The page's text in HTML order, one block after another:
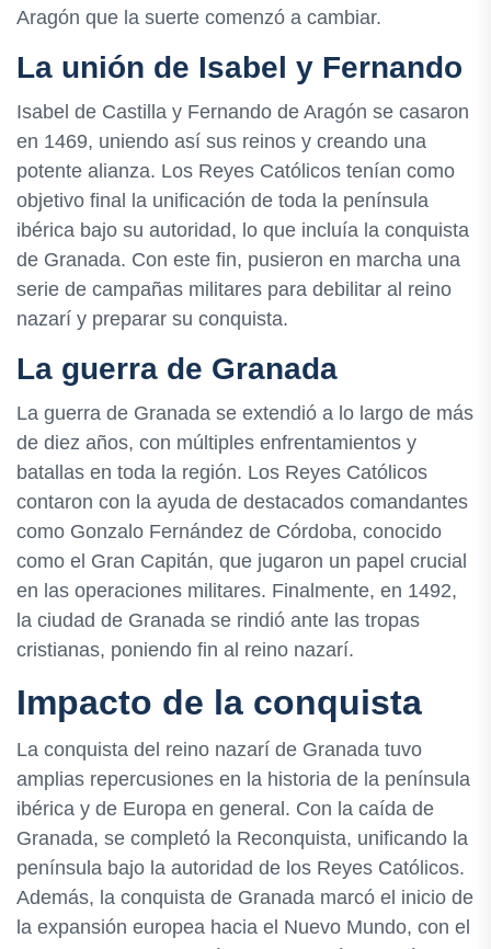
Aragón que la suerte comenzó a cambiar.
La unión de Isabel y Fernando
Isabel de Castilla y Fernando de Aragón se casaron
en 1469, uniendo así sus reinos y creando una
potente alianza. Los Reyes Católicos tenían como
objetivo final la unificación de toda la península
ibérica bajo su autoridad, lo que incluía la conquista
de Granada. Con este fin, pusieron en marcha una
serie de campañas militares para debilitar al reino
nazarí y preparar su conquista.
La guerra de Granada
La guerra de Granada se extendió a lo largo de más
de diez años, con múltiples enfrentamientos y
batallas en toda la región. Los Reyes Católicos
contaron con la ayuda de destacados comandantes
como Gonzalo Fernández de Córdoba, conocido
como el Gran Capitán, que jugaron un papel crucial
en las operaciones militares. Finalmente, en 1492,
la ciudad de Granada se rindió ante las tropas
cristianas, poniendo fin al reino nazarí.
Impacto de la conquista
La conquista del reino nazarí de Granada tuvo
amplias repercusiones en la historia de la península
ibérica y de Europa en general. Con la caída de
Granada, se completó la Reconquista, unificando la
península bajo la autoridad de los Reyes Católicos.
Además, la conquista de Granada marcó el inicio de
la expansión europea hacia el Nuevo Mundo, con el